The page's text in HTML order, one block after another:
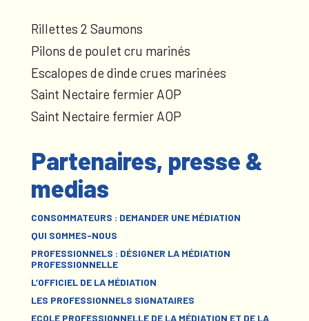
Rillettes 2 Saumons
Pilons de poulet cru marinés
Escalopes de dinde crues marinées
Saint Nectaire fermier AOP
Saint Nectaire fermier AOP
Partenaires, presse &
medias
CONSOMMATEURS : DEMANDER UNE MÉDIATION
QUI SOMMES-NOUS
PROFESSIONNELS : DÉSIGNER LA MÉDIATION
PROFESSIONNELLE
L’OFFICIEL DE LA MÉDIATION
LES PROFESSIONNELS SIGNATAIRES
ECOLE PROFESSIONNELLE DE LA MÉDIATION ET DE LA